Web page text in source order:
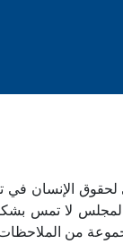
لا تمس
المجلس من 964 استمارة قاموا